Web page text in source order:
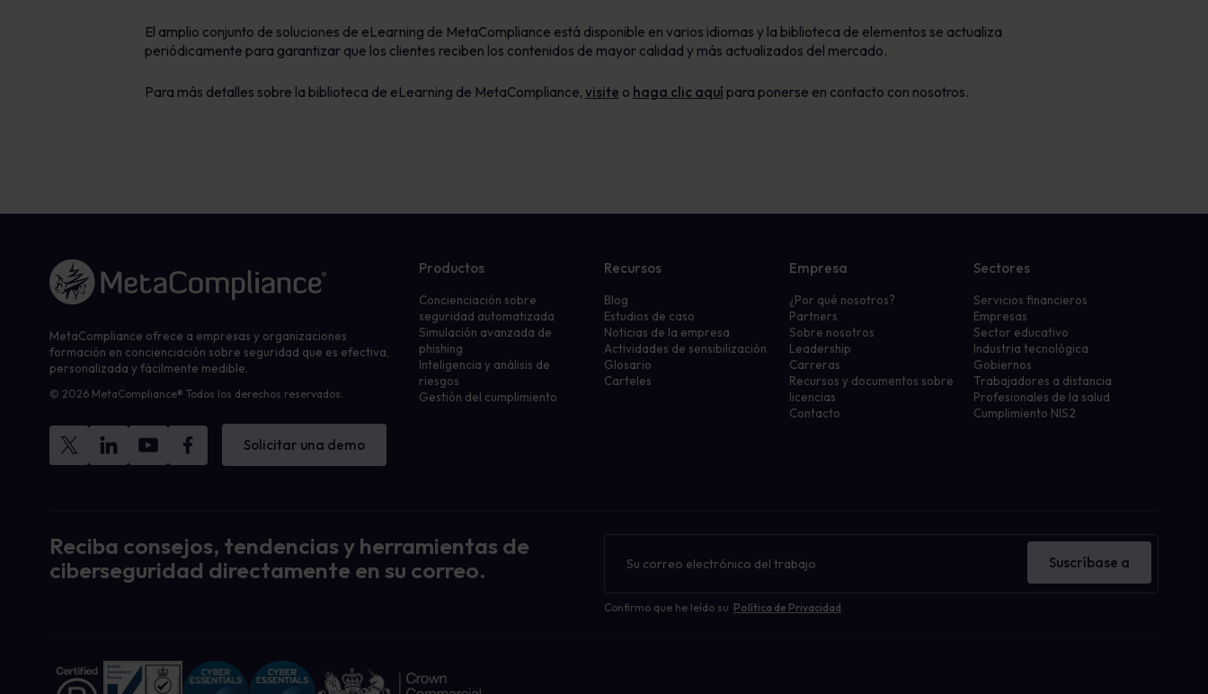
El amplio conjunto de soluciones de eLearning de MetaCompliance está disponible en varios idiomas y la biblioteca de elementos se actualiza
periódicamente para garantizar que los clientes reciben los contenidos de mayor calidad y más actualizados del mercado.
Para más detalles sobre la biblioteca de eLearning de MetaCompliance, visite o haga clic aquí para ponerse en contacto con nosotros.
Enlace a la página de inicio
MetaCompliance ofrece a empresas y organizaciones
formación en concienciación sobre seguridad que es efectiva,
personalizada y fácilmente medible.
© 2026 MetaCompliance® Todos los derechos reservados.
Solicitar una demo
Productos
Concienciación sobre
seguridad automatizada
Simulación avanzada de
phishing
Inteligencia y análisis de
riesgos
Gestión del cumplimiento
Recursos
Blog
Estudios de caso
Noticias de la empresa
Actividades de sensibilización
Glosario
Carteles
Empresa
¿Por qué nosotros?
Partners
Sobre nosotros
Leadership
Carreras
Recursos y documentos sobre
licencias
Contacto
Sectores
Servicios financieros
Empresas
Sector educativo
Industria tecnológica
Gobiernos
Trabajadores a distancia
Profesionales de la salud
Cumplimiento NIS2
Reciba consejos, tendencias y herramientas de
ciberseguridad directamente en su correo.
Confirmo que he leído su Política de Privacidad
Suscríbase a